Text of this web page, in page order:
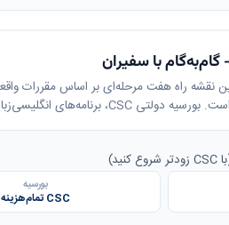
با سفیران
بورسیه
CSC تمام‌هزینه